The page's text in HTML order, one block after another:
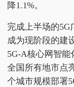
降1.1%。
完成上半场的5G
成为现阶段的建
5G-A核心网智能
全国所有地市点
个城市规模部署